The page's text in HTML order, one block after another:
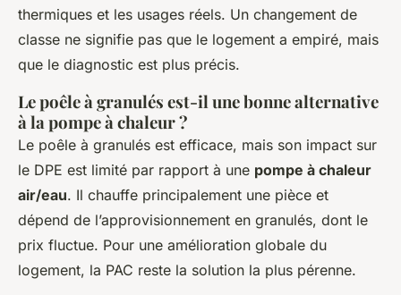
thermiques et les usages réels. Un changement de
classe ne signifie pas que le logement a empiré, mais
que le diagnostic est plus précis.
Le poêle à granulés est-il une bonne alternative
à la pompe à chaleur ?
Le poêle à granulés est efficace, mais son impact sur
le DPE est limité par rapport à une pompe à chaleur
air/eau. Il chauffe principalement une pièce et
dépend de l’approvisionnement en granulés, dont le
prix fluctue. Pour une amélioration globale du
logement, la PAC reste la solution la plus pérenne.